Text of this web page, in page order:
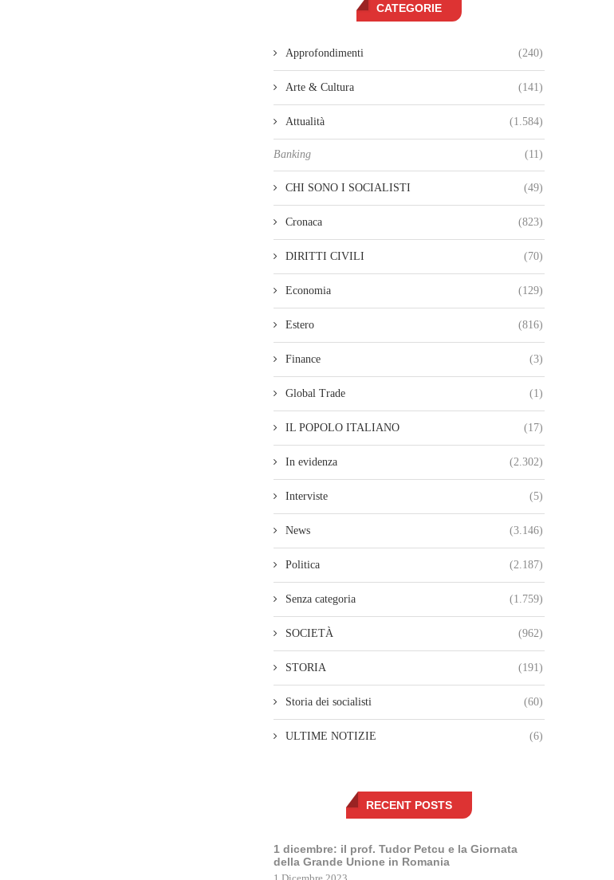
CATEGORIE
Approfondimenti (240)
Arte & Cultura (141)
Attualità (1.584)
Banking (11)
CHI SONO I SOCIALISTI (49)
Cronaca (823)
DIRITTI CIVILI (70)
Economia (129)
Estero (816)
Finance (3)
Global Trade (1)
IL POPOLO ITALIANO (17)
In evidenza (2.302)
Interviste (5)
News (3.146)
Politica (2.187)
Senza categoria (1.759)
SOCIETÀ (962)
STORIA (191)
Storia dei socialisti (60)
ULTIME NOTIZIE (6)
RECENT POSTS
1 dicembre: il prof. Tudor Petcu e la Giornata
della Grande Unione in Romania